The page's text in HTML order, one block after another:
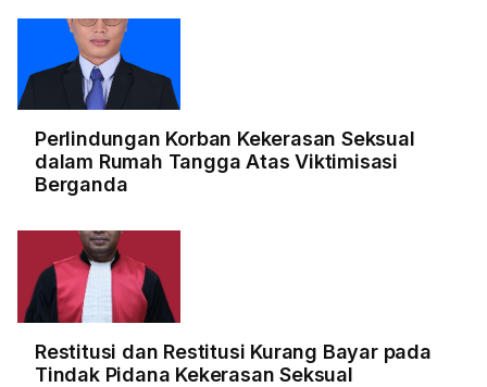
Perlindungan Korban Kekerasan Seksual
dalam Rumah Tangga Atas Viktimisasi
Berganda
Restitusi dan Restitusi Kurang Bayar pada
Tindak Pidana Kekerasan Seksual